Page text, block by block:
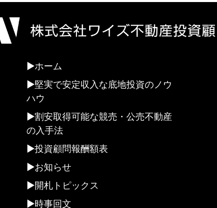
ホーム
堅実で安定収入な底地投資のノウ
ハウ
割安取得可能な競売・公売不動産
の入手法
投資顧問報酬額表
お知らせ
開札トピックス
時事回文